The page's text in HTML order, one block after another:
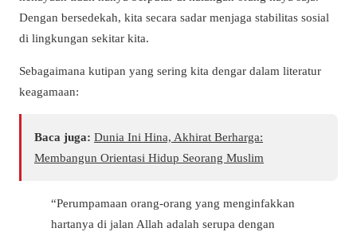
Dengan bersedekah, kita secara sadar menjaga stabilitas sosial
di lingkungan sekitar kita.
Sebagaimana kutipan yang sering kita dengar dalam literatur
keagamaan:
Baca juga: Dunia Ini Hina, Akhirat Berharga:
Membangun Orientasi Hidup Seorang Muslim
“Perumpamaan orang-orang yang menginfakkan
hartanya di jalan Allah adalah serupa dengan